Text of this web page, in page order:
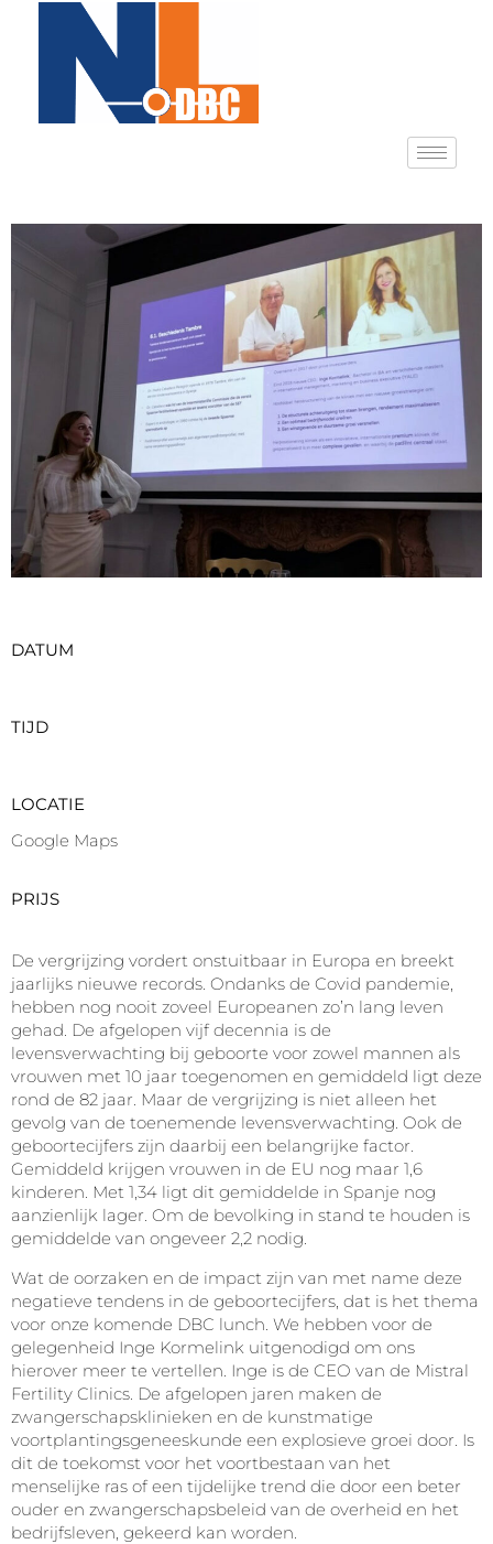
DATUM
TIJD
LOCATIE
Google Maps
PRIJS
De vergrijzing vordert onstuitbaar in Europa en breekt
jaarlijks nieuwe records. Ondanks de Covid pandemie,
hebben nog nooit zoveel Europeanen zo’n lang leven
gehad. De afgelopen vijf decennia is de
levensverwachting bij geboorte voor zowel mannen als
vrouwen met 10 jaar toegenomen en gemiddeld ligt deze
rond de 82 jaar. Maar de vergrijzing is niet alleen het
gevolg van de toenemende levensverwachting. Ook de
geboortecijfers zijn daarbij een belangrijke factor.
Gemiddeld krijgen vrouwen in de EU nog maar 1,6
kinderen. Met 1,34 ligt dit gemiddelde in Spanje nog
aanzienlijk lager. Om de bevolking in stand te houden is
gemiddelde van ongeveer 2,2 nodig.
Wat de oorzaken en de impact zijn van met name deze
negatieve tendens in de geboortecijfers, dat is het thema
voor onze komende DBC lunch. We hebben voor de
gelegenheid Inge Kormelink uitgenodigd om ons
hierover meer te vertellen. Inge is de CEO van de Mistral
Fertility Clinics. De afgelopen jaren maken de
zwangerschapsklinieken en de kunstmatige
voortplantingsgeneeskunde een explosieve groei door. Is
dit de toekomst voor het voortbestaan van het
menselijke ras of een tijdelijke trend die door een beter
ouder en zwangerschapsbeleid van de overheid en het
bedrijfsleven, gekeerd kan worden.